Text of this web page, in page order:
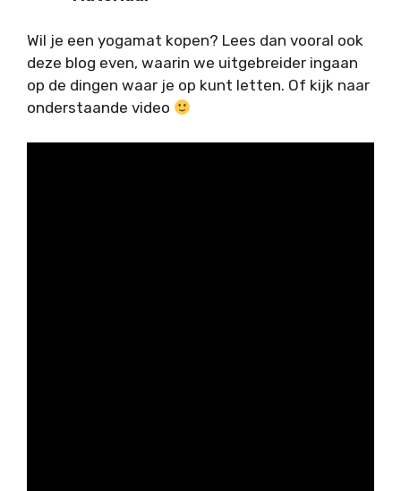
Wil je een yogamat kopen? Lees dan vooral ook
deze blog even, waarin we uitgebreider ingaan
op de dingen waar je op kunt letten. Of kijk naar
onderstaande video